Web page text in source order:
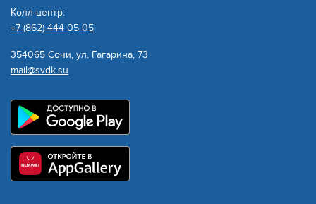
Колл-центр:
+7 (862) 444 05 05
354065 Сочи, ул. Гагарина, 73
mail@svdk.su